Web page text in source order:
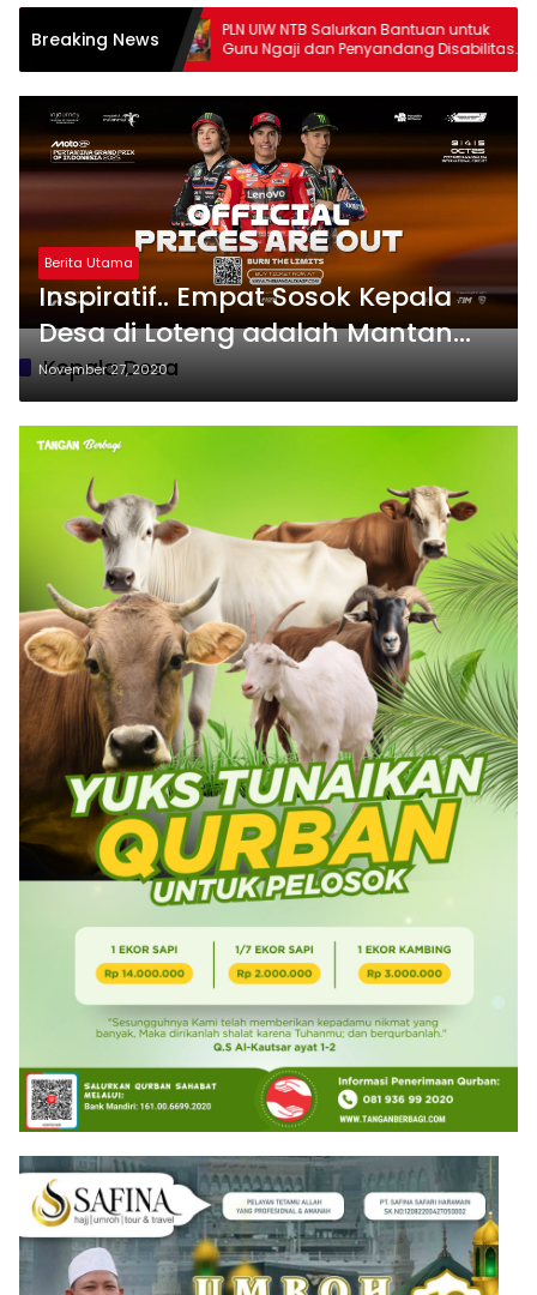
Breaking NewsPLN UIW NTB Salurkan Bantuan untuk
Guru Ngaji dan Penyandang Disabilitas
di Lombok
se
Kepala Desa
Berita Utama
Inspiratif.. Empat Sosok Kepala
Desa di Loteng adalah Mantan
TKI
November 27, 2020